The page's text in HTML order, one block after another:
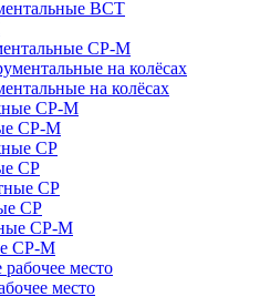
ВСТ
СР-М
на колёсах
СР-М
СР
СР
СР-М
место